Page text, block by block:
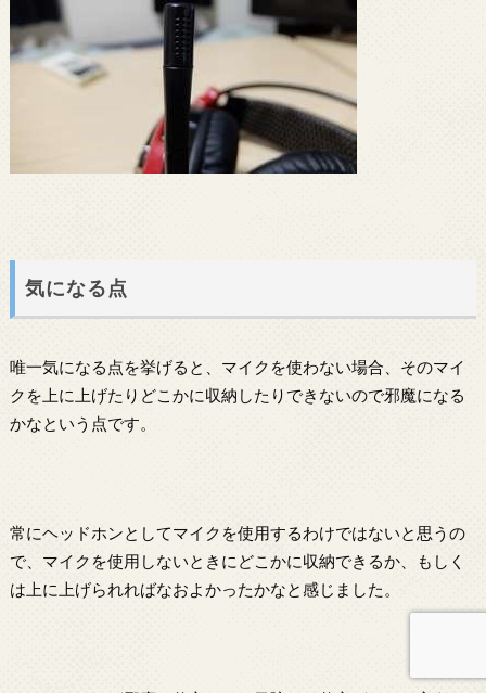
気になる点
唯一気になる点を挙げると、マイクを使わない場合、そのマイ
クを上に上げたりどこかに収納したりできないので邪魔になる
かなという点です。
常にヘッドホンとしてマイクを使用するわけではないと思うの
で、マイクを使用しないときにどこかに収納できるか、もしく
は上に上げられればなおよかったかなと感じました。